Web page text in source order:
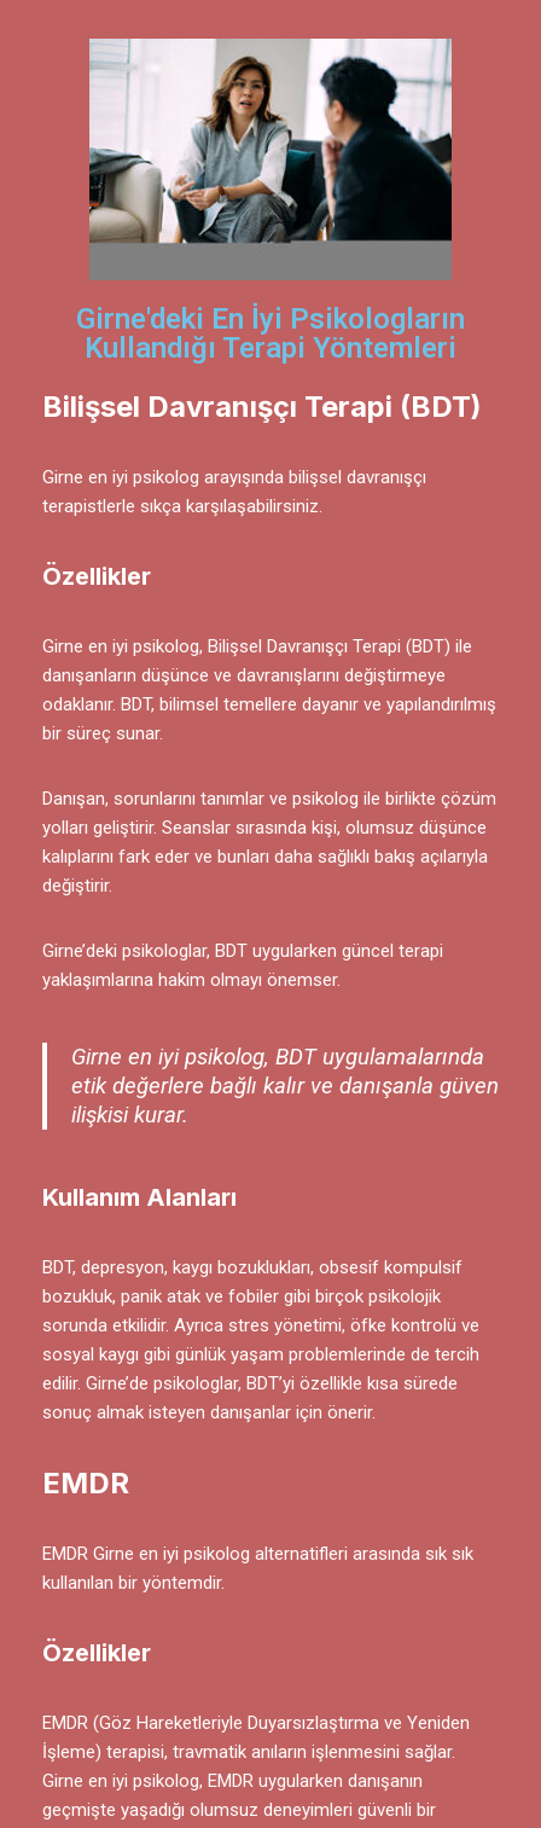
Girne'deki En İyi Psikologların
Kullandığı Terapi Yöntemleri
Bilişsel Davranışçı Terapi (BDT)
Girne en iyi psikolog arayışında bilişsel davranışçı
terapistlerle sıkça karşılaşabilirsiniz.
Özellikler
Girne en iyi psikolog, Bilişsel Davranışçı Terapi (BDT) ile
danışanların düşünce ve davranışlarını değiştirmeye
odaklanır. BDT, bilimsel temellere dayanır ve yapılandırılmış
bir süreç sunar.
Danışan, sorunlarını tanımlar ve psikolog ile birlikte çözüm
yolları geliştirir. Seanslar sırasında kişi, olumsuz düşünce
kalıplarını fark eder ve bunları daha sağlıklı bakış açılarıyla
değiştirir.
Girne’deki psikologlar, BDT uygularken güncel terapi
yaklaşımlarına hakim olmayı önemser.
Girne en iyi psikolog, BDT uygulamalarında
etik değerlere bağlı kalır ve danışanla güven
ilişkisi kurar.
Kullanım Alanları
BDT, depresyon, kaygı bozuklukları, obsesif kompulsif
bozukluk, panik atak ve fobiler gibi birçok psikolojik
sorunda etkilidir. Ayrıca stres yönetimi, öfke kontrolü ve
sosyal kaygı gibi günlük yaşam problemlerinde de tercih
edilir. Girne’de psikologlar, BDT’yi özellikle kısa sürede
sonuç almak isteyen danışanlar için önerir.
EMDR
EMDR Girne en iyi psikolog alternatifleri arasında sık sık
kullanılan bir yöntemdir.
Özellikler
EMDR (Göz Hareketleriyle Duyarsızlaştırma ve Yeniden
İşleme) terapisi, travmatik anıların işlenmesini sağlar.
Girne en iyi psikolog, EMDR uygularken danışanın
geçmişte yaşadığı olumsuz deneyimleri güvenli bir